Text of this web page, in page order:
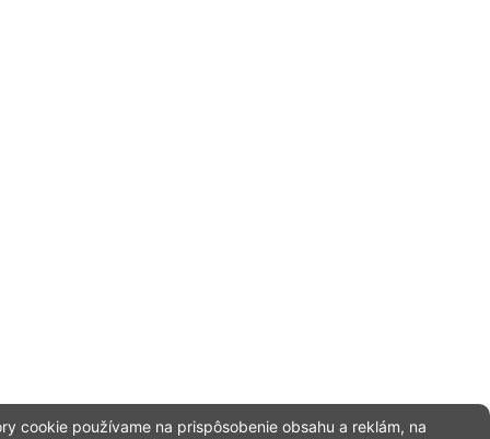
cookie používame na prispôsobenie obsahu a reklám, na